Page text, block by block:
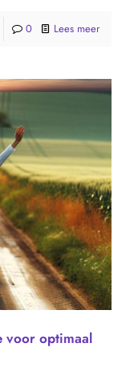
0 Lees meer
voor optimaal